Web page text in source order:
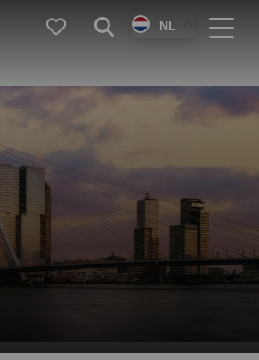
FavorietenZoekenNL